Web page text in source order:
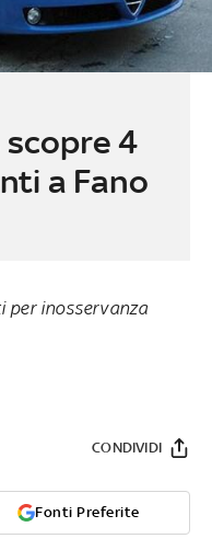
4
a Fano
per inosservanza
Fonti Preferite
CONDIVIDI